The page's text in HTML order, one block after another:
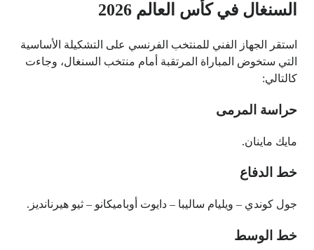
السنغال في كأس العالم 2026
استقر الجهاز الفني للمنتخب الفرنسي على التشكيلة الأساسية
التي ستخوض المباراة المرتقبة أمام منتخب السنغال، وجاءت
كالتالي:
حراسة المرمى
مايك ماينان.
خط الدفاع
جول كوندي – ويليام ساليبا – دايوت أوباميكانو – ثيو هيرنانديز.
خط الوسط